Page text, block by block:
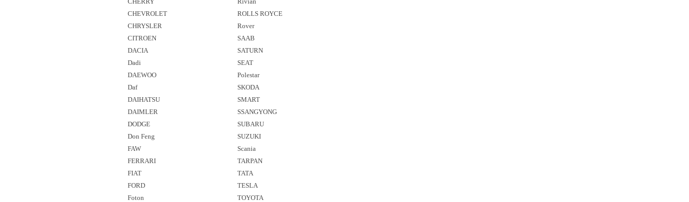
CHEVROLET
CHRYSLER
CITROEN
DACIA
Dadi
DAEWOO
Daf
DAIHATSU
DAIMLER
DODGE
Don Feng
FAW
FERRARI
FIAT
FORD
Foton
ROLLS ROYCE
Rover
SAAB
SATURN
SEAT
Polestar
SKODA
SMART
SSANGYONG
SUBARU
SUZUKI
Sсania
TARPAN
TATA
TESLA
TOYOTA